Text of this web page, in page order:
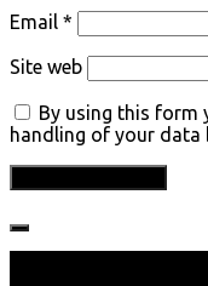
Email *
Site web
By using this form
handling of your data